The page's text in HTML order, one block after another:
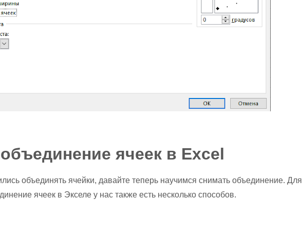
ячеек в Excel
объединять ячейки, давайте теперь научимся снимать объединение. Для
ячеек в Экселе у нас также есть несколько способов.